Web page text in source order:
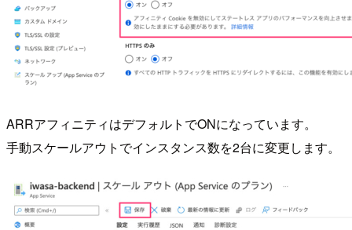
ARRアフィニティはデフォルトでONになっています。
手動スケールアウトでインスタンス数を2台に変更します。